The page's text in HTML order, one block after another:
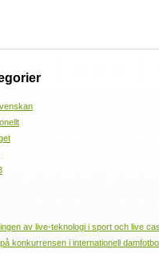
av live-teknologi i sport och live
konkurrensen i internationell damfotboll